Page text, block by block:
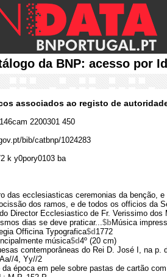
da BNP: acesso por
associados ao registo de
2200301 450
bib/catbnp/1024283
k y0pory0103 ba
das ecclesiasticas ceremonias da benção,
dos ramos, e de todos os officios da
Director Ecclesiastico de Fr. Verissimo
dias se deve praticar...$bMúsica
Officina Typografica$d 1772
música$d4º (20 cm)
contemporâneas do Rei D. José I, na p.
4, Yy//2
da época em pele sobre pastas de cartão